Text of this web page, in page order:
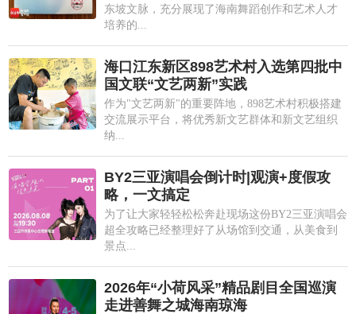
东坡文脉，充分展现了海南舞蹈创作和艺术人才
培养的...
海口江东新区898艺术村入选第四批中
国文联“文艺两新”实践
作为"文艺两新"的重要阵地，898艺术村积极搭建
交流展示平台，将优秀新文艺群体和新文艺组织
纳...
BY2三亚演唱会倒计时|观演+度假攻
略，一文搞定
为了让大家轻轻松松奔赴现场这份BY2三亚演唱会
超全攻略已经整理好了从场馆到交通，从美食到
景点...
2026年“小荷风采”精品剧目全国巡演
走进善舞之城海南琼海